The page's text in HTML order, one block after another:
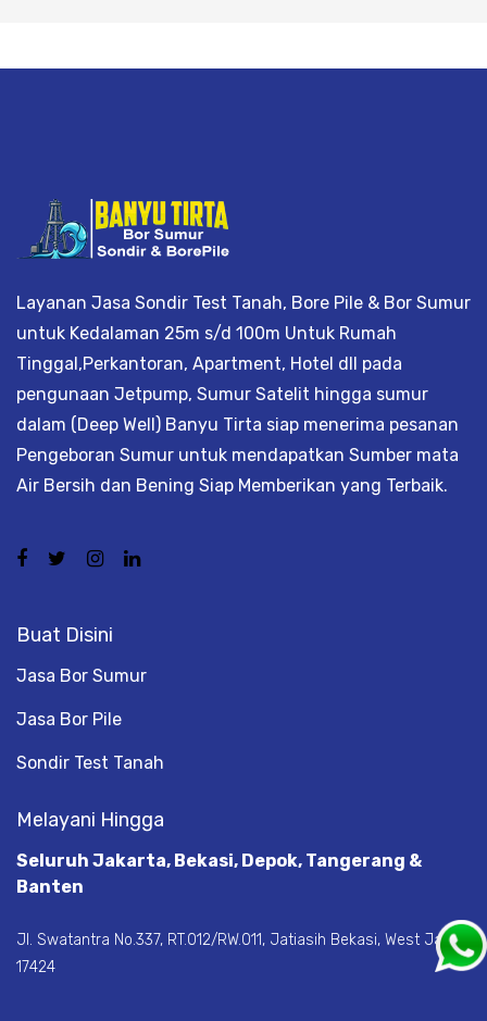
Layanan Jasa Sondir Test Tanah, Bore Pile & Bor Sumur
untuk Kedalaman 25m s/d 100m Untuk Rumah
Tinggal,Perkantoran, Apartment, Hotel dll pada
pengunaan Jetpump, Sumur Satelit hingga sumur
dalam (Deep Well) Banyu Tirta siap menerima pesanan
Pengeboran Sumur untuk mendapatkan Sumber mata
Air Bersih dan Bening Siap Memberikan yang Terbaik.
Buat Disini
Jasa Bor Sumur
Jasa Bor Pile
Sondir Test Tanah
Melayani Hingga
Seluruh Jakarta, Bekasi, Depok, Tangerang &
Banten
Jl. Swatantra No.337, RT.012/RW.011, Jatiasih Bekasi, West Java
17424